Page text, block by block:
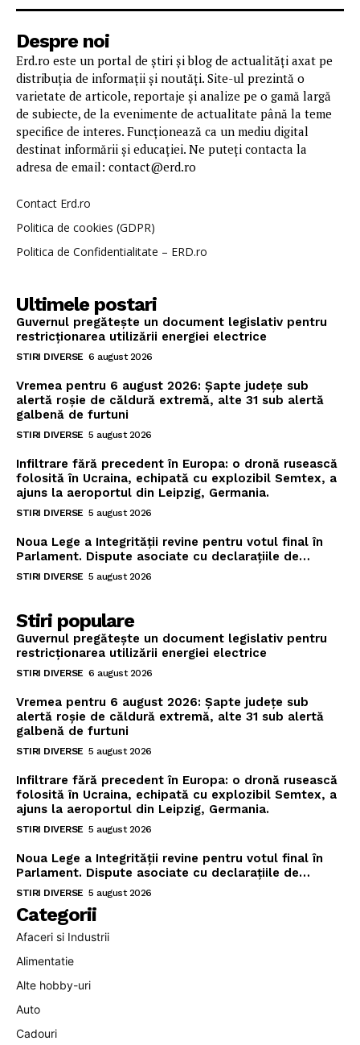
Despre noi
Erd.ro este un portal de știri și blog de actualități axat pe
distribuția de informații și noutăți. Site-ul prezintă o
varietate de articole, reportaje și analize pe o gamă largă
de subiecte, de la evenimente de actualitate până la teme
specifice de interes. Funcționează ca un mediu digital
destinat informării și educației. Ne puteți contacta la
adresa de email: contact@erd.ro
Contact Erd.ro
Politica de cookies (GDPR)
Politica de Confidentialitate – ERD.ro
Ultimele postari
Guvernul pregătește un document legislativ pentru
restricționarea utilizării energiei electrice
STIRI DIVERSE 6 august 2026
Vremea pentru 6 august 2026: Șapte județe sub
alertă roșie de căldură extremă, alte 31 sub alertă
galbenă de furtuni
STIRI DIVERSE 5 august 2026
Infiltrare fără precedent în Europa: o dronă rusească
folosită în Ucraina, echipată cu explozibil Semtex, a
ajuns la aeroportul din Leipzig, Germania.
STIRI DIVERSE 5 august 2026
Noua Lege a Integrității revine pentru votul final în
Parlament. Dispute asociate cu declarațiile de…
STIRI DIVERSE 5 august 2026
Stiri populare
Guvernul pregătește un document legislativ pentru
restricționarea utilizării energiei electrice
STIRI DIVERSE 6 august 2026
Vremea pentru 6 august 2026: Șapte județe sub
alertă roșie de căldură extremă, alte 31 sub alertă
galbenă de furtuni
STIRI DIVERSE 5 august 2026
Infiltrare fără precedent în Europa: o dronă rusească
folosită în Ucraina, echipată cu explozibil Semtex, a
ajuns la aeroportul din Leipzig, Germania.
STIRI DIVERSE 5 august 2026
Noua Lege a Integrității revine pentru votul final în
Parlament. Dispute asociate cu declarațiile de…
STIRI DIVERSE 5 august 2026
Categorii
Afaceri si Industrii
Alimentatie
Alte hobby-uri
Auto
Cadouri